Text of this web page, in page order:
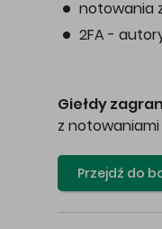
notowania
2FA -
Giełdy
z notowaniami
Przejdź do